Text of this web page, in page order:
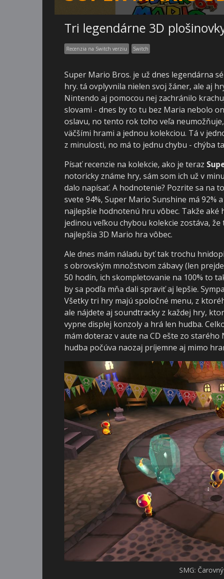
Tri legendárne 3D
Recenzia na Switch verziu Switch
Super Mario Bros. je už dnes legendárna
hry. tá ovplyvnila nielen svoj žáner, ale aj
Nintendo aj pomocou nej zachránilo
slovami - dnes by to tu bez Maria nebolo
oslavu, no tento rok toho veľa
väčšími hrami a jednou kolekciou. Tá v
z minulosti, no má to jednu chybu - chýba
Písať recenzie na kolekcie, ako je teraz
notoricky známe hry, sám som ich už v
dalo napísať. A hodnotenie? Pozrite sa na
svete 94%, Super Mario Sunshine má 92% a
najlepšie hodnotenú hru vôbec. Takže aké
jedinou veľkou chybou kolekcie zostáva, že
najlepšia 3D Mario hra vôbec.
Ale dnes mám náladu byť tak trochu
s obrovským množstvom zábavy (len
50 hodín, ich skompletovanie na 100% to
by sa podľa mňa dali spraviť aj lepšie.
Všetky tri hry majú spoločné menu, z
ale nájdete aj soundtracky z každej hry,
vypne displej konzoly a hrá len hudba.
mám doteraz v aute na CD ešte zo
hudba počúva naozaj príjemne aj mimo
SMG: